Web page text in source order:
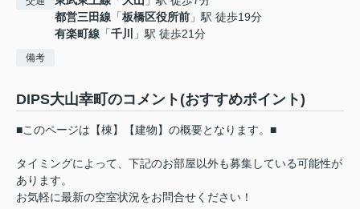
都営三田線 「板橋区役所前 」駅 徒歩19分
有楽町線 「千川 」駅 徒歩21分
備考
DIPS大山幸町のコメント(おすすめポイント)
■このページは【棟】【建物】の概要となります。■
タイミングによって、下記のお部屋以外も募集している可能性が
あります。
お気軽に最新の空室状況をお問合せください！